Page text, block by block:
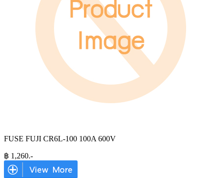
FUSE FUJI CR6L-100 100A 600V
฿ 1,260.-